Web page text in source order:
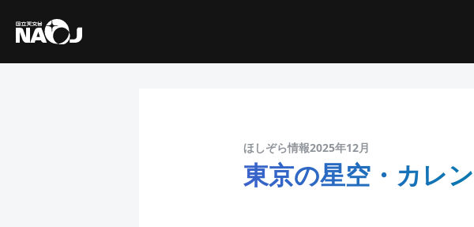
ほしぞら情報2025年12月
東京の星空・カレ